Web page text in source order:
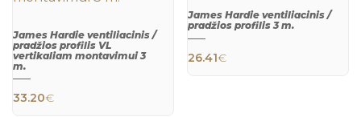
James Hardie ventiliacinis /
pradžios profilis VL
vertikaliam montavimui 3
m.
33.20€
James Hardie ventiliacinis /
pradžios profilis 3 m.
26.41€